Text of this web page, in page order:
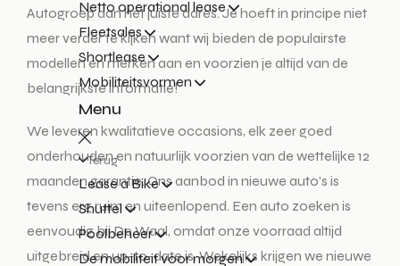
Netto operational lease
Fleetsales
Shortlease
Mobiliteitsvormen
Menu
Terug
Lease a Bike
Shuttel
Poolbeheer
De mobiliteit voor morgen
Autogroep aan het juiste adres. Je hoeft in principe niet
meer verder te kijken want wij bieden de populairste
modellen en merken aan en voorzien je altijd van de
belangrijkste informatie!
We leveren kwalitatieve occasions, elk zeer goed
onderhouden en natuurlijk voorzien van de wettelijke 12
maanden garantie. Ons aanbod in nieuwe auto’s is
tevens erg ruim en uiteenlopend. Een auto zoeken is
eenvoudig bij De Waal, omdat onze voorraad altijd
uitgebreid en up-to-date is. Wekelijks krijgen we nieuwe